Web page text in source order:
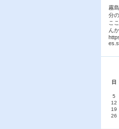
霧
分
こ
ん
日
5
12
19
26